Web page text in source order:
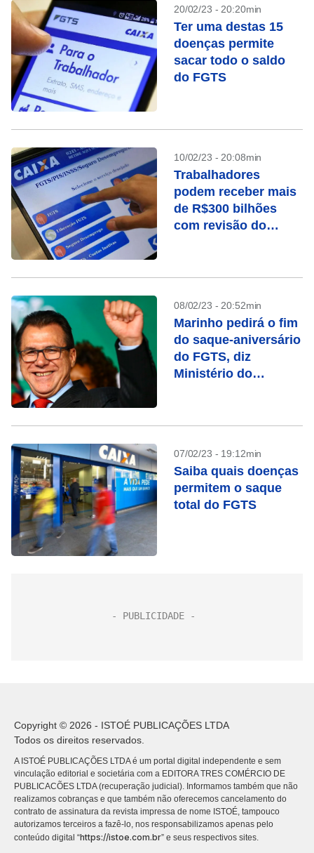
20/02/23 - 20:20min
Ter uma destas 15
doenças permite
sacar todo o saldo
do FGTS
10/02/23 - 20:08min
Trabalhadores
podem receber mais
de R$300 bilhões
com revisão do
08/02/23 - 20:52min
Marinho pedirá o fim
do saque-aniversário
do FGTS, diz
Ministério do
07/02/23 - 19:12min
Saiba quais doenças
permitem o saque
total do FGTS
Copyright © 2026 - ISTOÉ PUBLICAÇÕES LTDA
Todos os direitos reservados.
A ISTOÉ PUBLICAÇÕES LTDA é um portal digital independente e sem
vinculação editorial e societária com a EDITORA TRES COMÉRCIO DE
PUBLICACÕES LTDA (recuperação judicial). Informamos também que não
realizamos cobranças e que também não oferecemos cancelamento do
contrato de assinatura da revista impressa de nome ISTOÉ, tampouco
autorizamos terceiros a fazê-lo, nos responsabilizamos apenas pelo
conteúdo digital “https://istoe.com.br” e seus respectivos sites.